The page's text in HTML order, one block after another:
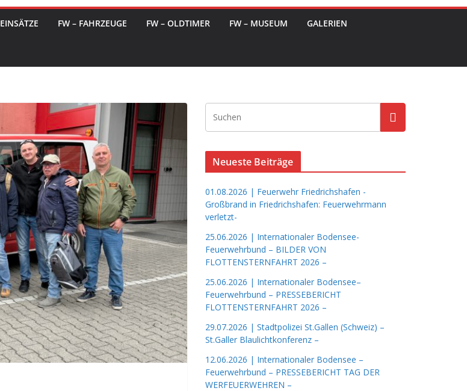
EINSÄTZE FW – FAHRZEUGE FW – OLDTIMER FW – MUSEUM GALERIEN
Neueste Beiträge
01.08.2026 | Feuerwehr Friedrichshafen -
Großbrand in Friedrichshafen: Feuerwehrmann
verletzt-
25.06.2026 | Internationaler Bodensee-
Feuerwehrbund – BILDER VON
FLOTTENSTERNFAHRT 2026 –
25.06.2026 | Internationaler Bodensee–
Feuerwehrbund – PRESSEBERICHT
FLOTTENSTERNFAHRT 2026 –
29.07.2026 | Stadtpolizei St.Gallen (Schweiz) –
St.Galler Blaulichtkonferenz –
12.06.2026 | Internationaler Bodensee –
Feuerwehrbund – PRESSEBERICHT TAG DER
WERFEUERWEHREN –